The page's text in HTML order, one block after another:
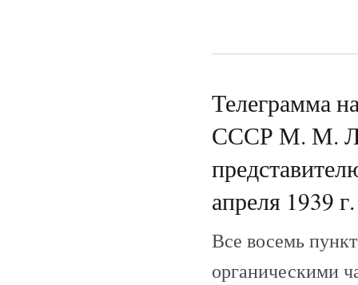
Телеграмма
СССР М. М.
апреля 1939 г.
Все восемь
органическими